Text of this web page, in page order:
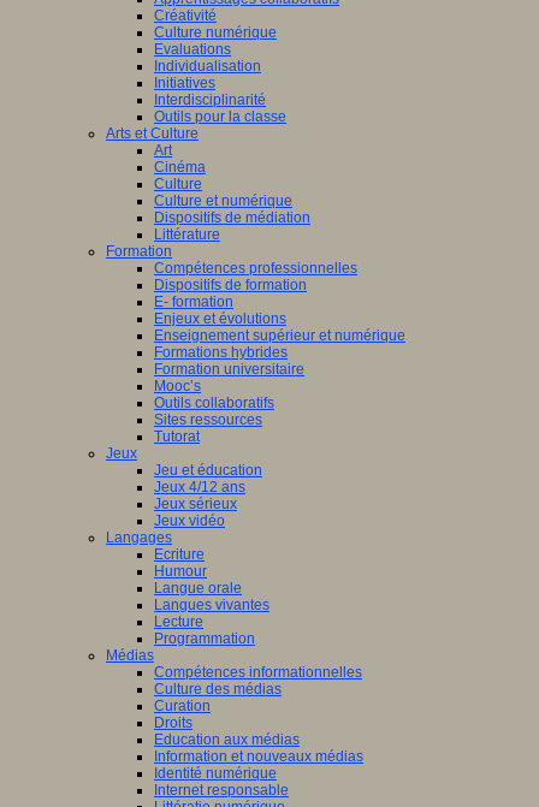
Créativité
Culture numérique
Evaluations
Individualisation
Initiatives
Interdisciplinarité
Outils pour la classe
Arts et Culture
Art
Cinéma
Culture
Culture et numérique
Dispositifs de médiation
Littérature
Formation
Compétences professionnelles
Dispositifs de formation
E- formation
Enjeux et évolutions
Enseignement supérieur et numérique
Formations hybrides
Formation universitaire
Mooc’s
Outils collaboratifs
Sites ressources
Tutorat
Jeux
Jeu et éducation
Jeux 4/12 ans
Jeux sérieux
Jeux vidéo
Langages
Ecriture
Humour
Langue orale
Langues vivantes
Lecture
Programmation
Médias
Compétences informationnelles
Culture des médias
Curation
Droits
Education aux médias
Information et nouveaux médias
Identité numérique
Internet responsable